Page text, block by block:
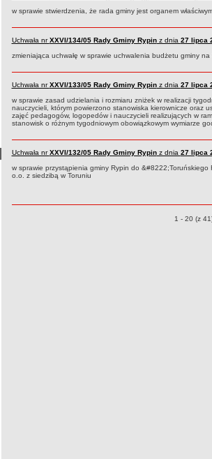
w sprawie stwierdzenia, że rada gminy jest organem
Uchwała nrXXVI/134/05 Rady Gminy Rypinz dnia 27 lipca
zmieniająca uchwałę w sprawie uchwalenia budżetu gminy na
Uchwała nrXXVI/133/05 Rady Gminy Rypinz dnia 27 lipca
w sprawie zasad udzielania i rozmiaru zniżek w realizacji
nauczycieli, którym powierzono stanowiska kierownicze oraz
zajęć pedagogów, logopedów i nauczycieli realizujących w
stanowisk o różnym tygodniowym obowiązkowym wymiarze
Uchwała nrXXVI/132/05 Rady Gminy Rypinz dnia 27 lipca
w sprawie przystąpienia gminy Rypin do
o.o. z siedzibą w Toruniu
Uchwały o
1 - 20 (z